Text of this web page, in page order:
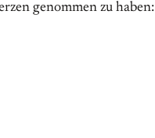
genommen zu haben: